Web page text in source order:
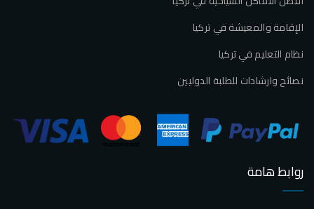
الإقامة والمعيشة في تركيا
نظام التعليم في تركيا
نصائح وارشادات للطلبة الدوليين
روابط هامة